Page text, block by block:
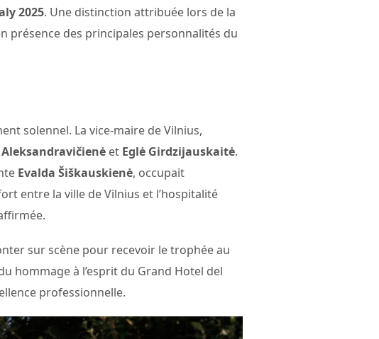
2025. Une distinction attribuée lors de la
présence des principales personnalités du
solennel. La vice-maire de Vilnius,
et Eglė Girdzijauskaitė.
Evalda Šiškauskienė, occupait
entre la ville de Vilnius et l’hospitalité
sur scène pour recevoir le trophée au
hommage à l’esprit du Grand Hotel del
professionnelle.